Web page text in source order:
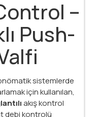
–
Push-
sistemlerde
için kullanılan,
akış kontrol
debi kontrolü